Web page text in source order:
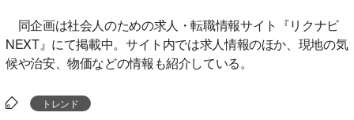
同企画は社会人のための求人・転職情報サイト『リクナビ
NEXT』にて掲載中。サイト内では求人情報のほか、現地の気
候や治安、物価などの情報も紹介している。
トレンド